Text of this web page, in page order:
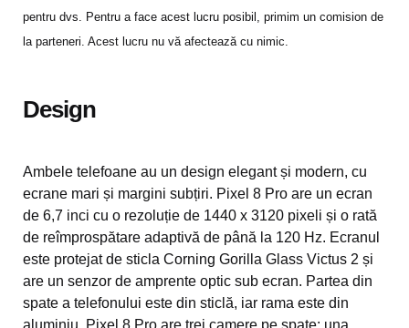
pentru dvs. Pentru a face acest lucru posibil, primim un comision de
la parteneri. Acest lucru nu vă afectează cu nimic.
Design
Ambele telefoane au un design elegant și modern, cu
ecrane mari și margini subțiri. Pixel 8 Pro are un ecran
de 6,7 inci cu o rezoluție de 1440 x 3120 pixeli și o rată
de reîmprospătare adaptivă de până la 120 Hz. Ecranul
este protejat de sticla Corning Gorilla Glass Victus 2 și
are un senzor de amprente optic sub ecran. Partea din
spate a telefonului este din sticlă, iar rama este din